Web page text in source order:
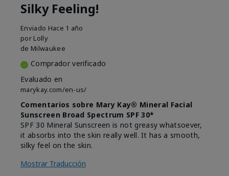
Silky Feeling!
Enviado Hace 1 año
por Lolly
de Milwaukee
Comprador verificado
Evaluado en
marykay.com/en-us/
Comentarios sobre Mary Kay® Mineral Facial
Sunscreen Broad Spectrum SPF 30*
SPF 30 Mineral Sunscreen is not greasy whatsoever,
it absorbs into the skin really well. It has a smooth,
silky feel on the skin.
Mostrar Traducción